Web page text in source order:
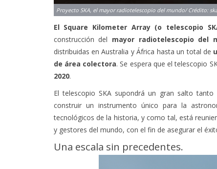
Proyecto SKA, el mayor radiotelescopio del mundo/ Crédito:
El Square Kilometer Array (o telescopio
construcción del mayor radiotelescopio del
distribuidas en Australia y África hasta un total de
de área colectora. Se espera que el telescopio
2020.
El telescopio SKA supondrá un gran salto
construir un instrumento único para la
tecnológicos de la historia, y como tal, está
y gestores del mundo, con el fin de asegurar el
Una escala sin precedentes.